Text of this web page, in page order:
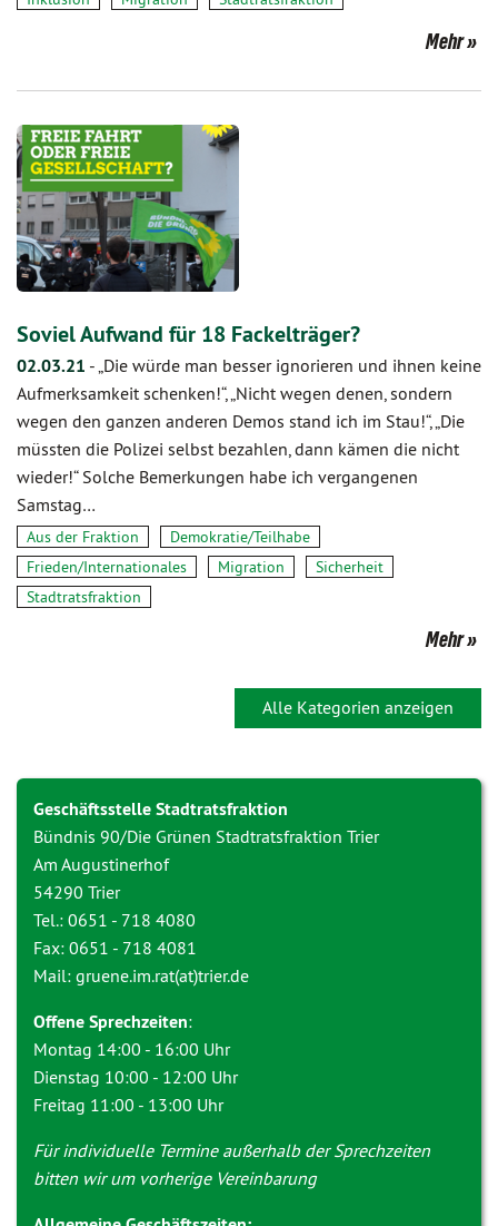
Mehr
Soviel Aufwand für 18 Fackelträger?
02.03.21 -„Die würde man besser ignorieren und ihnen keine
Aufmerksamkeit schenken!“, „Nicht wegen denen, sondern
wegen den ganzen anderen Demos stand ich im Stau!“, „Die
müssten die Polizei selbst bezahlen, dann kämen die nicht
wieder!“ Solche Bemerkungen habe ich vergangenen
Samstag…
Aus der Fraktion
Demokratie/Teilhabe
Frieden/Internationales
Migration
Sicherheit
Stadtratsfraktion
Mehr
Alle Kategorien anzeigen
Geschäftsstelle Stadtratsfraktion
Bündnis 90/Die Grünen Stadtratsfraktion Trier
Am Augustinerhof
54290 Trier
Tel.: 0651 - 718 4080
Fax: 0651 - 718 4081
Mail: gruene.im.rat(at)trier.de
Offene Sprechzeiten:
Montag 14:00 - 16:00 Uhr
Dienstag 10:00 - 12:00 Uhr
Freitag 11:00 - 13:00 Uhr
Für individuelle Termine außerhalb der Sprechzeiten
bitten wir um vorherige Vereinbarung